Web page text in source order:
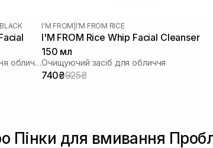
Засіб для делікатного очищення обличчя
I'M FROM I'M FROM RICE
I'M FROM Rice Whip Facial Cleanser
150 мл
Очищуючий засіб для обличчя
740₴925₴
Пінки для вмивання